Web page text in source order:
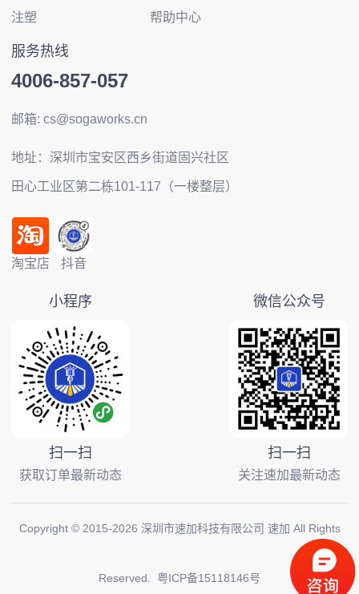
注塑 帮助中心
服务热线
4006-857-057
邮箱: cs@sogaworks.cn
地址：深圳市宝安区西乡街道固兴社区
田心工业区第二栋101-117（一楼整层）
淘宝店 抖音
小程序
扫一扫
获取订单最新动态
微信公众号
扫一扫
关注速加最新动态
Copyright © 2015-2026 深圳市速加科技有限公司 速加 All Rights
Reserved. 粤ICP备15118146号